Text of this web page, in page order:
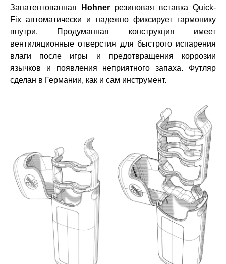
Запатентованная
Hohner резиновая вставка Quick-
Fix автоматически и надежно фиксирует гармонику
внутри. Продуманная конструкция имеет
вентиляционные отверстия для быстрого испарения
влаги после игры и предотвращения коррозии
язычков и появления неприятного запаха. Футляр
сделан в Германии, как и сам инструмент.